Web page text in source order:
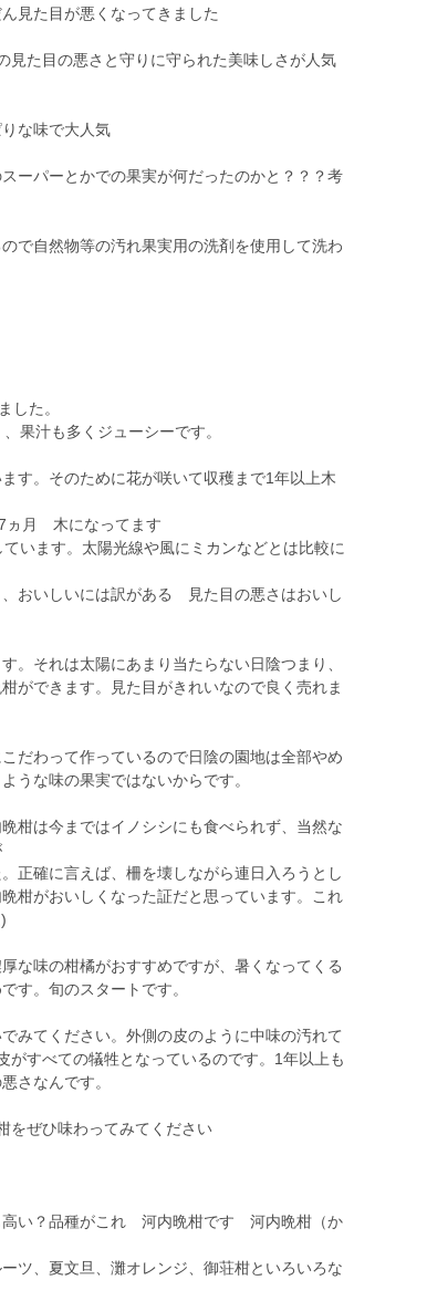
見た目が悪くなってきました
見た目の悪さと守りに守られた美味しさが人気
な味で大人気
ーパーとかでの果実が何だったのかと？？？考
で自然物等の汚れ果実用の洗剤を使用して洗わ
した。
果汁も多くジューシーです。
す。そのために花が咲いて収穫まで1年以上木
ヵ月 木になってます
います。太陽光線や風にミカンなどとは比較に
おいしいには訳がある 見た目の悪さはおいし
それは太陽にあまり当たらない日陰つまり、
ができます。見た目がきれいなので良く売れま
だわって作っているので日陰の園地は全部やめ
うな味の果実ではないからです。
柑は今まではイノシシにも食べられず、当然な
正確に言えば、柵を壊しながら連日入ろうとし
柑がおいしくなった証だと思っています。これ
な味の柑橘がおすすめですが、暑くなってくる
す。旬のスタートです。
みてください。外側の皮のように中味の汚れて
すべての犠牲となっているのです。1年以上も
さなんです。
をぜひ味わってみてください
い？品種がこれ 河内晩柑です 河内晩柑（か
ツ、夏文旦、灘オレンジ、御荘柑といろいろな